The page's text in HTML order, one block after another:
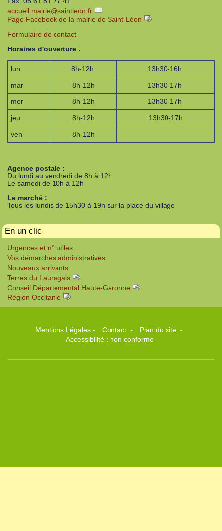
accueil.mairie@saintleon.fr
Page Facebook de la mairie de Saint-Léon
Formulaire de contact
Horaires d'ouverture :
lun 8h-12h 13h30-16h
mar 8h-12h 13h30-17h
mer 8h-12h 13h30-17h
jeu 8h-12h 13h30-17h
ven 8h-12h
Agence postale :
Du lundi au vendredi de 8h à 12h
Le samedi de 10h à 12h
Le marché :
Tous les lundis de 15h30 à 19h sur la place du village
En un clic
Urgences et n° utiles
Vos démarches administratives
Nouveaux arrivants
Terres du Lauragais
Conseil Départemental Haute-Garonne
Région Occitanie
Mentions Légales- Contact - Plan du site -
Accessibilité : non conforme